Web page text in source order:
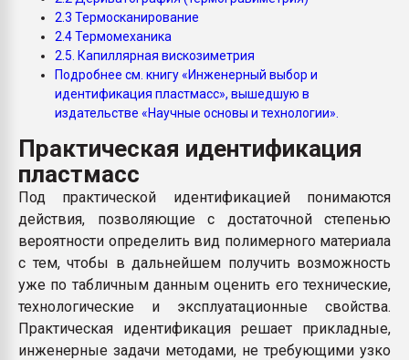
ПЕРЕЙТИ НА
2.3 Термосканирование
2.4 Термомеханика
2.5. Капиллярная вискозиметрия
Подробнее см. книгу «Инженерный выбор и
идентификация пластмасс», вышедшую в
издательстве «Научные основы и технологии».
Практическая идентификация
пластмасс
Под практической идентификацией понимаются
действия, позволяющие с достаточной степенью
вероятности определить вид полимерного материала
с тем, чтобы в дальнейшем получить возможность
уже по табличным данным оценить его технические,
технологические и эксплуатационные свойства.
Практическая идентификация решает прикладные,
инженерные задачи методами, не требующими узко